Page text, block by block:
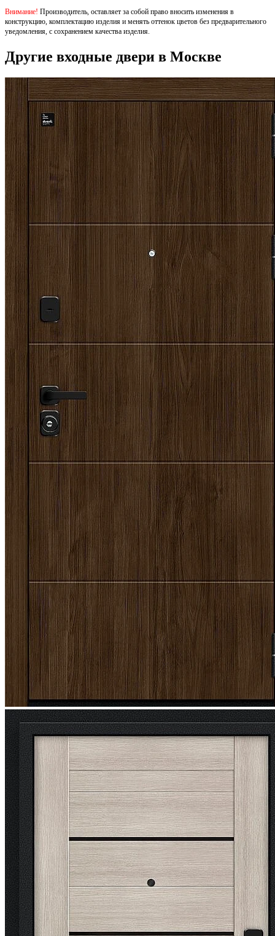
Внимание! Производитель, оставляет за собой право вносить изменения в
конструкцию, комплектацию изделия и менять оттенок цветов без предварительного
уведомления, с сохранением качества изделия.
Другие входные двери в Москве